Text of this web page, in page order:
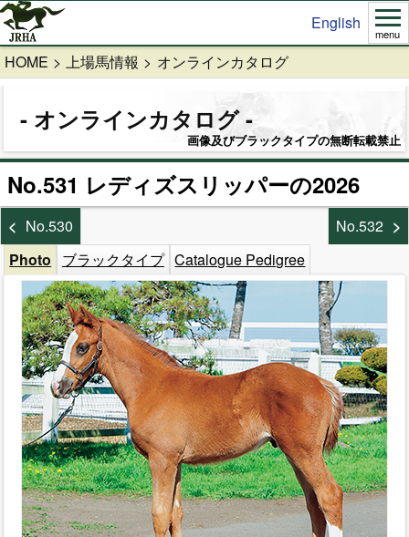
English
menu
HOME 上場馬情報 オンラインカタログ
オンラインカタログ
画像及びブラックタイプの無断転載禁止
No.531 レディズスリッパーの2026
No.530
No.532
Photo
ブラックタイプ Catalogue Pedigree